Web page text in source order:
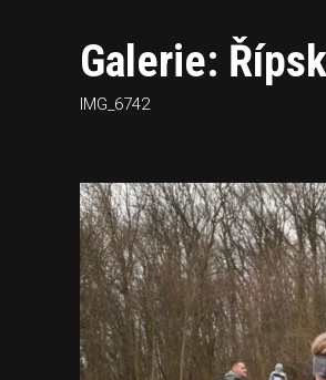
Galerie:
IMG_6742